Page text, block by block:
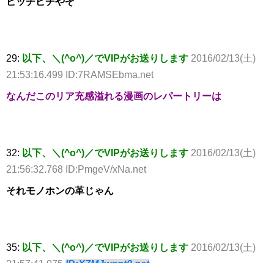
29: 以下、＼(^o^)／でVIPがお送りします 2016/02/13(土)
21:53:16.499 ID:7RAMSEbma.net
なんだこのリア充感溢れる漫画のレパートリーは
32: 以下、＼(^o^)／でVIPがお送りします 2016/02/13(土)
21:56:32.768 ID:PmgeV/xNa.net
それモノホンの革じゃん
35: 以下、＼(^o^)／でVIPがお送りします 2016/02/13(土)